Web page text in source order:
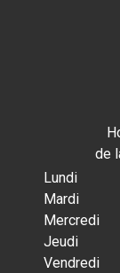
de
Lundi
Mardi
Mercredi
Jeudi
Vendredi